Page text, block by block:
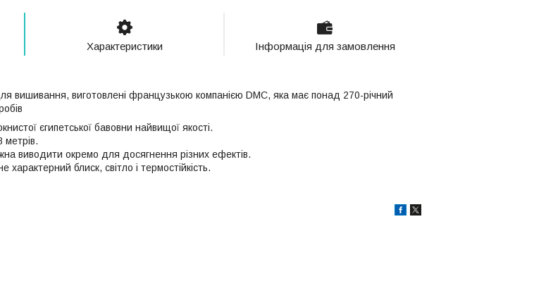
Характеристики Інформація для замовлення
вишивання, виготовлені французькою компанією DMC, яка має понад 270-річний
єгипетської бавовни найвищої якості.
виводити окремо для досягнення різних ефектів.
блиск, світло і термостійкість.